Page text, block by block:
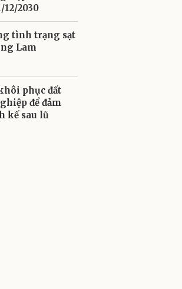
12/2030
tình trạng sạt
Lam
phục đất
để đảm
kế sau lũ